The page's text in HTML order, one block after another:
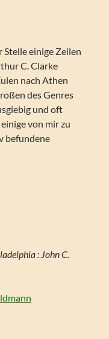
Stelle einige Zeilen
C. Clarke
nach Athen
des Genres
und oft
von mir zu
befundene
: John C.